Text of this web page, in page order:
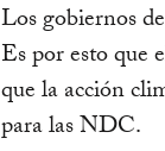
Los gobiernos
Es por esto que
que la acción
para las NDC.